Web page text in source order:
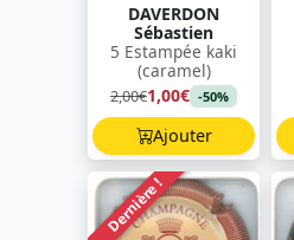
DAVERDON
Sébastien
5 Estampée kaki
(caramel)
2,00€1,00€ -50%
Ajouter
Dernière !